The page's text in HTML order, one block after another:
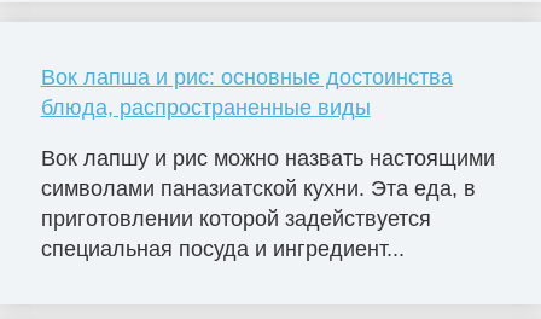
Вок лапша и рис: основные достоинства
блюда, распространенные виды
Вок лапшу и рис можно назвать настоящими
символами паназиатской кухни. Эта еда, в
приготовлении которой задействуется
специальная посуда и ингредиент...